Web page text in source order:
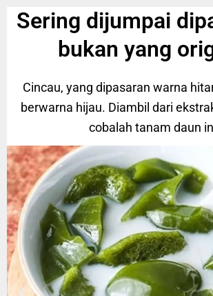
Sering dijumpai
bukan yang
Cincau, yang dipasaran warna
berwarna hijau. Diambil dari
cobalah tanam daun